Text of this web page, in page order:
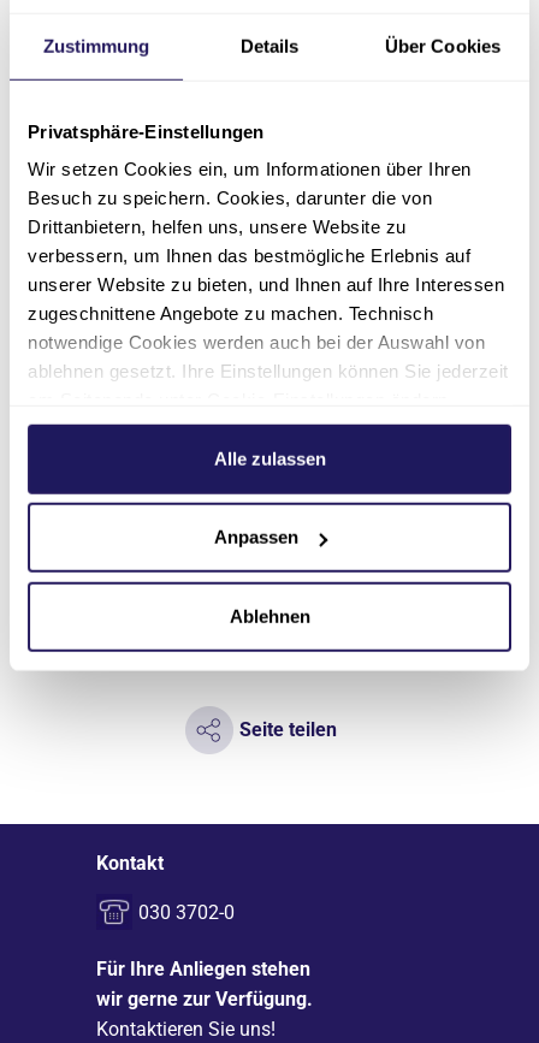
Zustimmung Details Über Cookies
Privatsphäre-Einstellungen
Wir setzen Cookies ein, um Informationen über Ihren
Besuch zu speichern. Cookies, darunter die von
Drittanbietern, helfen uns, unsere Website zu
verbessern, um Ihnen das bestmögliche Erlebnis auf
unserer Website zu bieten, und Ihnen auf Ihre Interessen
zugeschnittene Angebote zu machen. Technisch
notwendige Cookies werden auch bei der Auswahl von
ablehnen gesetzt. Ihre Einstellungen können Sie jederzeit
Weitere Informationen hierzu finden Sie in unserer
.Alle zulassen
Anpassen
Ablehnen
Deutlich längere
Wartezeiten
Die Berliner Krankenhäuser der Johannesstift
Diakonie befinden sich kurz vor der kritischen
Auslastungssituation. Aufgrund des sehr hohen
Patient*innen-Aufkommens sowie begrenzter
Kapazitäten kommt es zudeutlich
verlängerten Wartezeiten. Wir bitten
Patient*innen mitnicht lebensbedrohlichen
Beschwerdennach Möglichkeit zunächst den
ärztlichen Bereitschaftsdienst (116 117)oder
Akute Notfälle werden selbstverständlich
Wir danken Ihnen für Ihr Verständnis.
Seite teilen
Kontakt
030 3702-0
Für Ihre Anliegen stehen
wir gerne zur Verfügung.
Kontaktieren Sie uns!